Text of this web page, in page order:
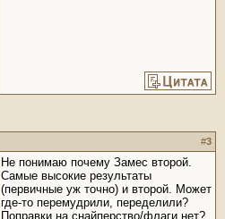
#3
Не понимаю почему Замес второй.
Самые высокие результаты
(первичные уж точно) и второй. Может
где-то перемудрили, переделили?
Поправки на снайперство/флаги нет?